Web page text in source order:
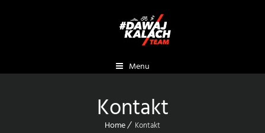
Menu
Kontakt
Home Kontakt